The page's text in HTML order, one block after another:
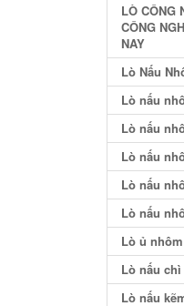
LÒ CÔNG
CÔNG
NAY
Lò Nấu
Lò nấu
Lò nấu
Lò nấu
Lò nấu
Lò nấu
Lò ủ nhôm
Lò nấu chì
Lò nấu